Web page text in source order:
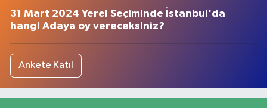
31 Mart 2024 Yerel Seçiminde İstanbul'da
hangi Adaya oy vereceksiniz?
Ankete Katıl